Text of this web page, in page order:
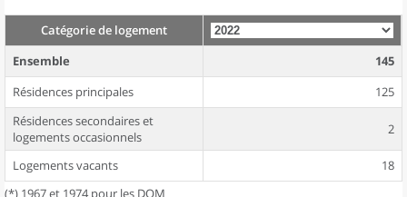
Catégorie de logement
Ensemble
145
Résidences principales
125
Résidences secondaires et
logements occasionnels
2
Logements vacants
18
(*) 1967 et 1974 pour les DOM